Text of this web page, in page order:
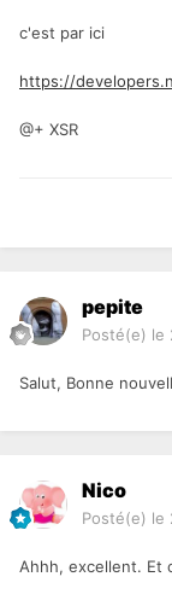
c'est par ici
https://
@+ XSR
pepite
Posté(e) le
Salut, Bonne
Nico
Posté(e) le
Ahhh, excellent. Et